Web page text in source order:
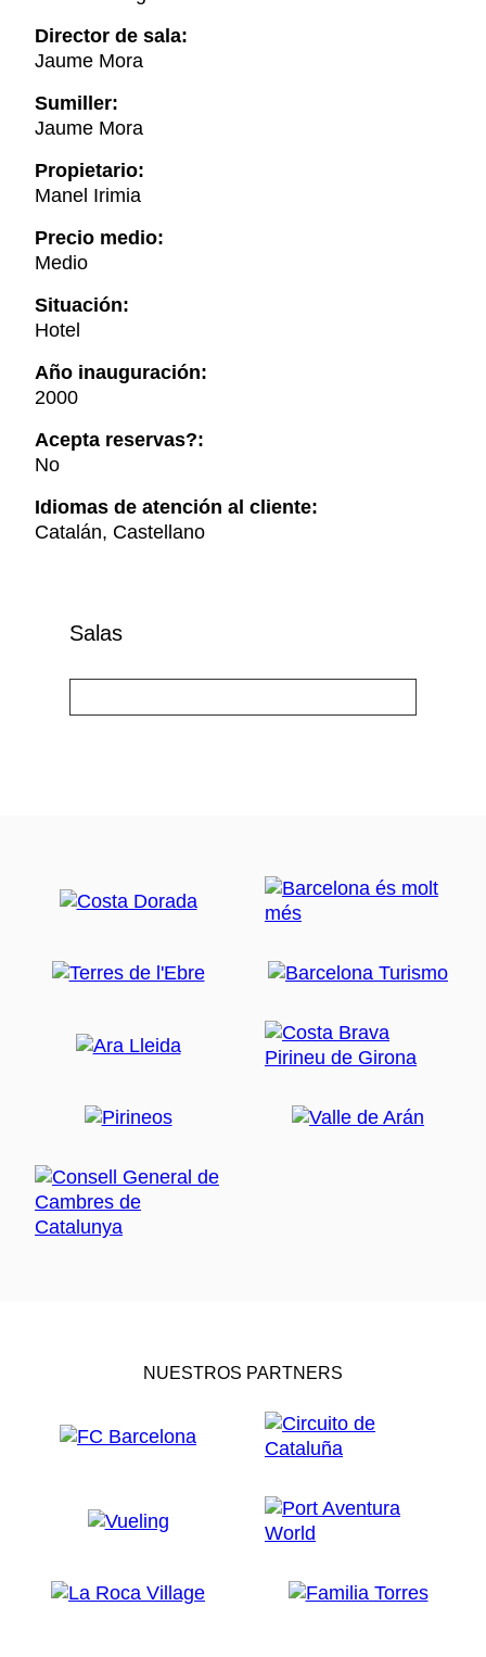
Director de sala:
Jaume Mora
Sumiller:
Jaume Mora
Propietario:
Manel Irimia
Precio medio:
Medio
Situación:
Hotel
Año inauguración:
2000
Acepta reservas?:
No
Idiomas de atención al cliente:
Catalán, Castellano
Salas
NUESTROS PARTNERS